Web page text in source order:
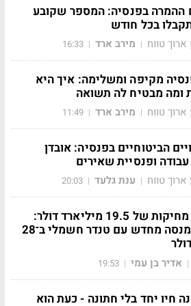
ההמרה בפנסיה: המספר שקובע
בכל חודש
ארוך טווח | מירב ארד |
16:33
מקיפה ומשלימה: איך היא
ומה מבטיח לה תשואה
ארוך טווח | מירב ארד |
11:49
הביטוחיים בפנסיה: אובדן
ופנסיית שאירים
ארוך טווח | ענת גלעד |
20:03
אחרי מחיקות של 19.5 מיליארד דולר:
פורד מנסה מחדש עם טנדר חשמלי ב־28
| אדיר בן עמי |
19:53
שנה חיו יחד בלי חתונה - כעת הוא